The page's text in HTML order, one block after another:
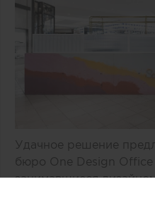
Удачное решение
бюро One Design Office
занимавшиеся